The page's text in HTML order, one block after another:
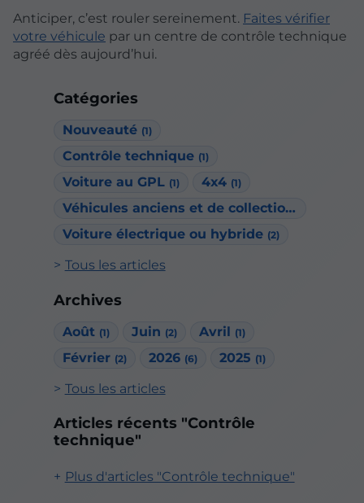
Catégories
Nouveauté (1)
Contrôle technique (1)
Voiture au GPL (1) 4x4 (1)
Véhicules anciens et de collection
Voiture électrique ou hybride (2)
Tous les articles
Archives
Août (1) Juin (2) Avril (1)
Février (2) 2026 (6) 2025 (1)
Tous les articles
Articles récents "Contrôle
technique"
Plus d'articles "Contrôle technique"
Anticiper, c’est rouler sereinement. Faites vérifier
votre véhicule par un centre de contrôle technique
agréé dès aujourd’hui.